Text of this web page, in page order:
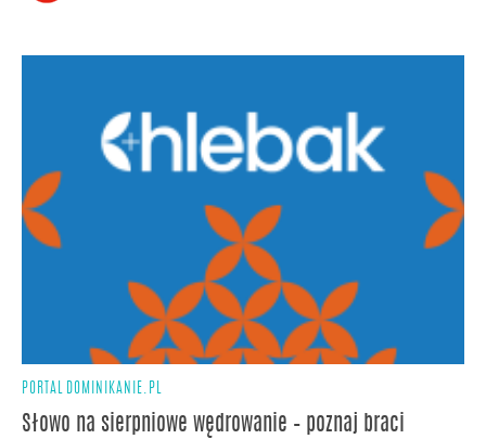
PORTAL DOMINIKANIE.PL
Słowo na sierpniowe wędrowanie – poznaj braci